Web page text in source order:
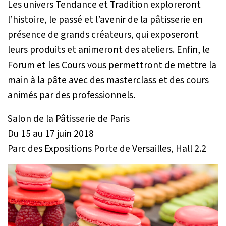
Les univers Tendance et Tradition exploreront
l’histoire, le passé et l’avenir de la pâtisserie en
présence de grands créateurs, qui exposeront
leurs produits et animeront des ateliers. Enfin, le
Forum et les Cours vous permettront de mettre la
main à la pâte avec des masterclass et des cours
animés par des professionnels.
Salon de la Pâtisserie de Paris
Du 15 au 17 juin 2018
Parc des Expositions Porte de Versailles, Hall 2.2